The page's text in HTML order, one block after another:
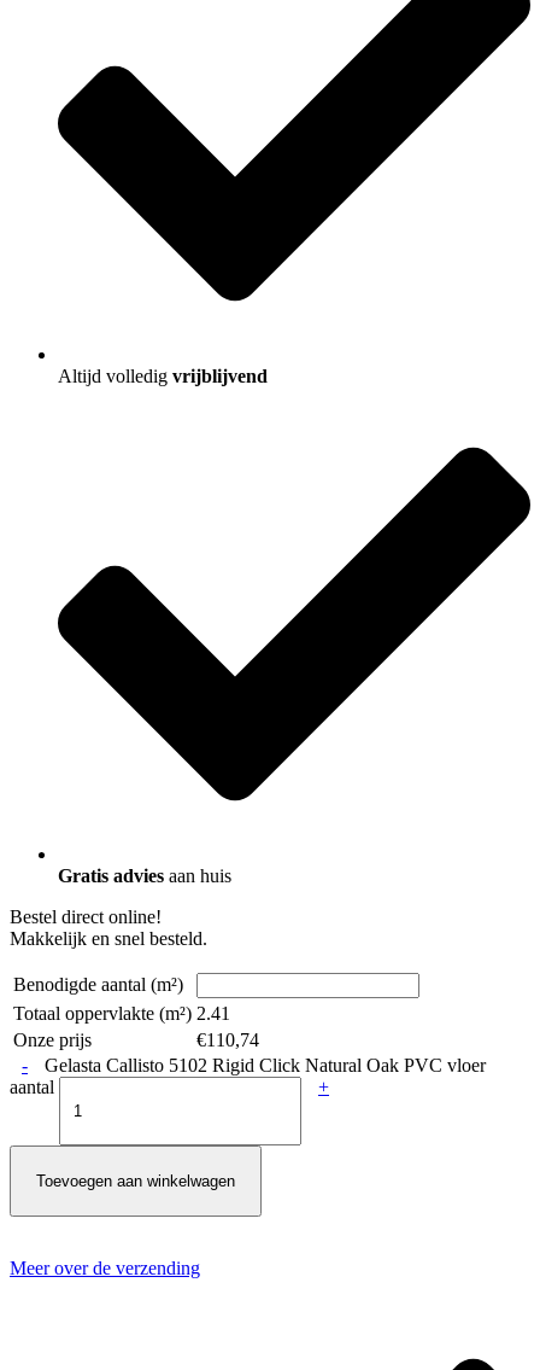
Altijd volledig vrijblijvend
Gratis advies aan huis
Bestel direct online!
Makkelijk en snel besteld.
Benodigde aantal (m²)
Totaal oppervlakte (m²) 2.41
Onze prijs
€110,74
-
Gelasta Callisto 5102 Rigid Click Natural Oak PVC vloer
aantal
+
Toevoegen aan winkelwagen
Meer over de verzending